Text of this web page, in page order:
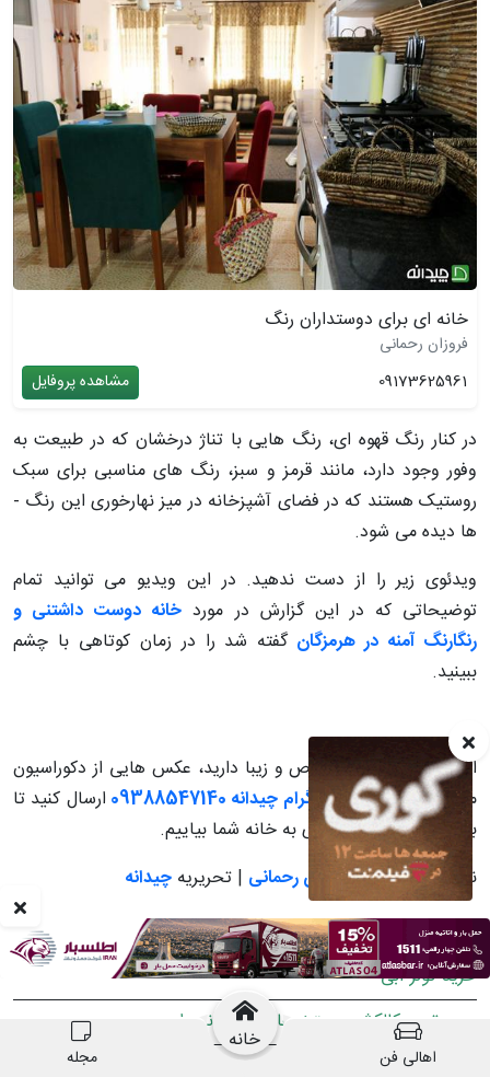
مجله
خانه
اهالی فن
خانه ای برای دوستداران رنگ
فروزان رحمانی
09173625961
مشاهده پروفایل
در کنار رنگ قهوه ­ای، رنگ ­هایی با تناژ درخشان که در طبیعت به
وفور وجود دارد، مانند قرمز و سبز، رنگ ­های مناسبی برای سبک
روستیک هستند که در فضای آشپزخانه در میز نهارخوری این رنگ ­
ها دیده می ­شود.
ویدئوی زیر را از دست ندهید. در این ویدیو می توانید تمام
توضیحاتی که در این گزارش در مورد خانه دوست داشتنی و
رنگارنگ آمنه در هرمزگانگفته شد را در زمان کوتاهی با چشم
ببینید.
اگر شما هم خانه ای خاص و زیبا دارید، عکس هایی از دکوراسیون
منزل خود را بهشماره تلگرام چیدانه 09388547140
ارسال کنید تا
برای تور خانه گردیبعدی به خانه شما بیاییم.
نویسنده و عکاس:فروزان رحمانی | تحریریه چیدانه
لینک پیشنهادی
خرید کولر آبی
جدیدترین کالکشن دستبندهای نقره پاندورا
باغ گل رضوان